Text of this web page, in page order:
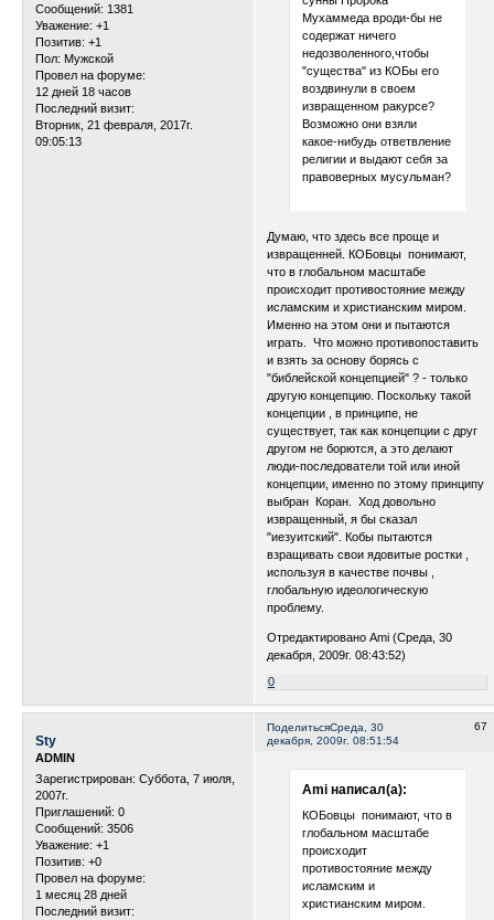
Сообщений: 1381
Уважение: +1
Позитив: +1
Пол: Мужской
Провел на форуме:
12 дней 18 часов
Последний визит:
Вторник, 21 февраля, 2017г.
09:05:13
Мухаммеда вроди-бы не
содержат ничего
недозволенного,чтобы
"существа" из КОБы его
воздвинули в своем
извращенном ракурсе?
Возможно они взяли
какое-нибудь ответвление
религии и выдают себя за
правоверных мусульман?
Думаю, что здесь все проще и
извращенней. КОБовцы понимают,
что в глобальном масштабе
происходит противостояние между
исламским и христианским миром.
Именно на этом они и пытаются
играть. Что можно противопоставить
и взять за основу борясь с
"библейской концепцией" ? - только
другую концепцию. Поскольку такой
концепции , в принципе, не
существует, так как концепции с друг
другом не борются, а это делают
люди-последователи той или иной
концепции, именно по этому принципу
выбран Коран. Ход довольно
извращенный, я бы сказал
"иезуитский". Кобы пытаются
взращивать свои ядовитые ростки ,
используя в качестве почвы ,
глобальную идеологическую
проблему.
Отредактировано Ami (Среда, 30
декабря, 2009г. 08:43:52)
0
Поделиться 67
Среда, 30
декабря, 2009г. 08:51:54
Sty
ADMIN
Зарегистрирован: Суббота, 7 июля,
2007г.
Приглашений: 0
Сообщений: 3506
Уважение: +1
Позитив: +0
Провел на форуме:
1 месяц 28 дней
Последний визит:
Ami написал(а):
КОБовцы понимают, что в
глобальном масштабе
происходит
противостояние между
исламским и
христианским миром.